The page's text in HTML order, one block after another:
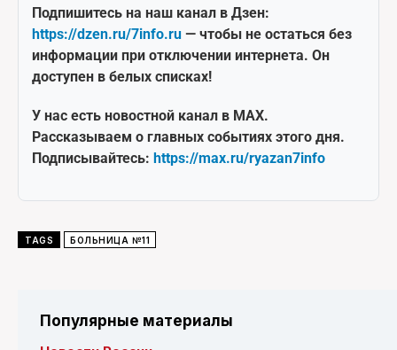
Подпишитесь на наш канал в Дзен:
https://dzen.ru/7info.ru — чтобы не остаться без
информации при отключении интернета. Он
доступен в белых списках!
У нас есть новостной канал в MAX.
Рассказываем о главных событиях этого дня.
Подписывайтесь: https://max.ru/ryazan7info
TAGS БОЛЬНИЦА №11
Популярные материалы